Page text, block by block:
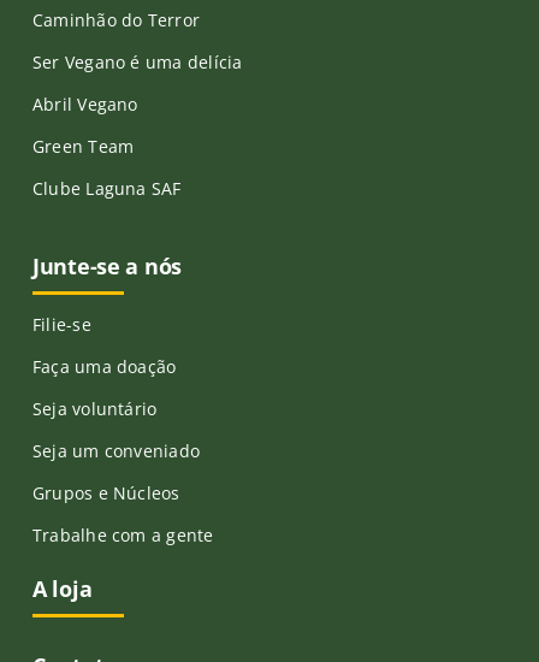
Caminhão do Terror
Ser Vegano é uma delícia
Abril Vegano
Green Team
Clube Laguna SAF
Junte-se a nós
Filie-se
Faça uma doação
Seja voluntário
Seja um conveniado
Grupos e Núcleos
Trabalhe com a gente
A loja